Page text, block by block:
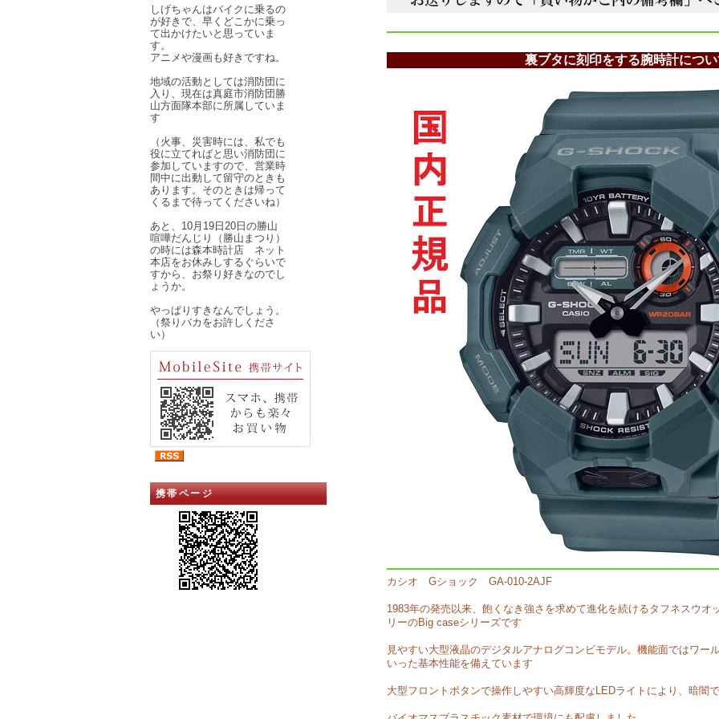
しげちゃんはバイクに乗るの
が好きで、早くどこかに乗っ
て出かけたいと思っていま
す。
アニメや漫画も好きですね。
地域の活動としては消防団に
入り、現在は真庭市消防団勝
山方面隊本部に所属していま
す
（火事、災害時には、私でも
役に立てればと思い消防団に
参加していますので、営業時
間中に出動して留守のときも
あります。そのときは帰って
くるまで待ってくださいね）
あと、10月19日20日の勝山
喧嘩だんじり（勝山まつり）
の時には森本時計店 ネット
本店をお休みしするぐらいで
すから、お祭り好きなのでし
ょうか。
やっぱりすきなんでしょう。
（祭りバカをお許しくださ
い）
携帯ページ
裏ブタに刻印をする腕時計につ
カシオ Gショック GA-010-2AJF
1983年の発売以来、飽くなき強さを求めて進化を続けるタフネスウオ
リーのBig caseシリーズです
見やすい大型液晶のデジタルアナログコンビモデル。機能面ではワー
いった基本性能を備えています
大型フロントボタンで操作しやすい高輝度なLEDライトにより、暗闇